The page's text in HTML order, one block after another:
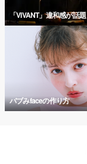
「VIVANT」違和感が話題
バブみfaceの作り方